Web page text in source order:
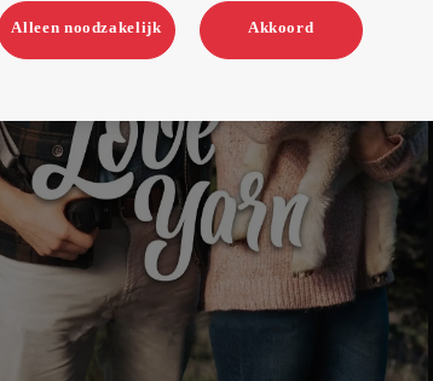
Alleen noodzakelijk Akkoord